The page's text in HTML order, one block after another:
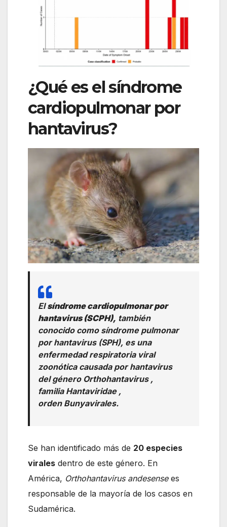
¿Qué es el síndrome
cardiopulmonar por
hantavirus?
Elsíndrome cardiopulmonar por
hantavirus (SCPH), también
conocido como síndrome pulmonar
por hantavirus (SPH), es una
enfermedad respiratoria viral
zoonótica causada por hantavirus
del género Orthohantavirus,
familia Hantaviridae,
orden Bunyavirales.
Se han identificado más de 20 especies
virales dentro de este género. En
América, Orthohantavirus andesensees
responsable de la mayoría de los casos en
Sudamérica.